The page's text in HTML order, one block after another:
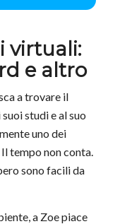
virtuali:
e altro
a trovare il
studi e al suo
uno dei
tempo non conta.
sono facili da
a Zoe piace